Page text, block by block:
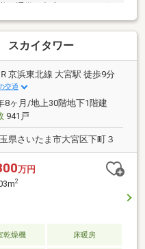
など大型商業施設に加え、
学校が徒歩10分圏内で生活
ーで陽当たり・通風良好、
む落ち着いた住環境・各居
洋室にはWIC付きで荷物も
ラス採用で結露を抑え、省
ック・24時間監視・宅配
有）
スカイタワー
Ｒ京浜東北線 大宮駅 徒歩9分
交通
8ヶ月/地上30階地下1階建
941戸
県さいたま市大宮区下町３
万円
2
乾燥機 床暖房